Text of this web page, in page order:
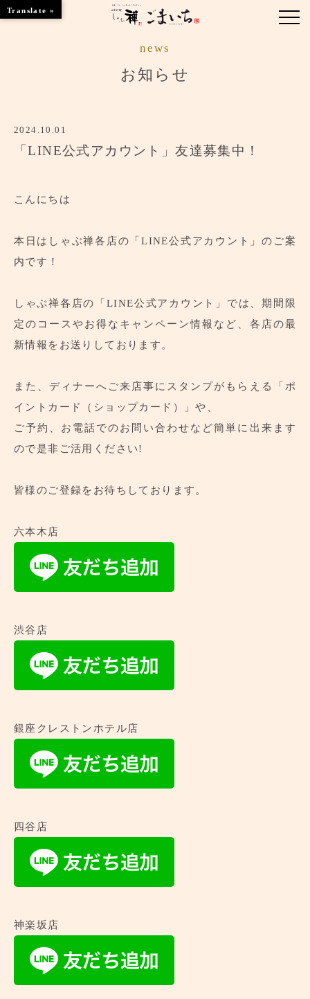
ご予約はこちら
お取り寄せはこちら
news
お知らせ
2024.10.01
「LINE公式アカウント」友達募集中！
こんにちは
本日はしゃぶ禅各店の「LINE公式アカウント」のご案
内です！
しゃぶ禅各店の「LINE公式アカウント」では、期間限
定のコースやお得なキャンペーン情報など、各店の最
新情報をお送りしております。
また、ディナーへご来店事にスタンプがもらえる「ポ
イントカード（ショップカード）」や、
ご予約、お電話でのお問い合わせなど簡単に出来ます
ので是非ご活用ください!
皆様のご登録をお待ちしております。
六本木店
渋谷店
銀座クレストンホテル店
四谷店
神楽坂店
Translate »